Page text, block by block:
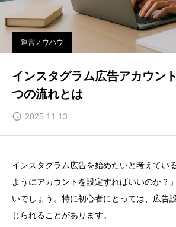
運営ノウハウ
インスタグラム広告アカウン
つの流れとは
2025.11.13
インスタグラム広告を始めたいと考えてい
ようにアカウントを設定すればいいのか？
いでしょう。特に初心者にとっては、広告
じられることがあります。